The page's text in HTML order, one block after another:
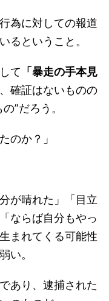
為に対しての報道
るということ。
て 「暴走の手本見
確証はないものの
”だろう。
のか？」
が晴れた」「目立
ならば自分もやっ
まれてくる可能性
い。
あり、逮捕された